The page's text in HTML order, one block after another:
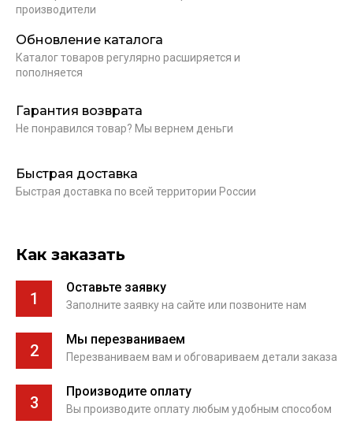
производители
Обновление каталога
Каталог товаров регулярно расширяется и
пополняется
Гарантия возврата
Не понравился товар? Мы вернем деньги
Быстрая доставка
Быстрая доставка по всей территории России
Как заказать
1
Оставьте заявку
Заполните заявку на сайте или позвоните нам
2
Мы перезваниваем
Перезваниваем вам и обговариваем детали заказа
3
Производите оплату
Вы производите оплату любым удобным способом